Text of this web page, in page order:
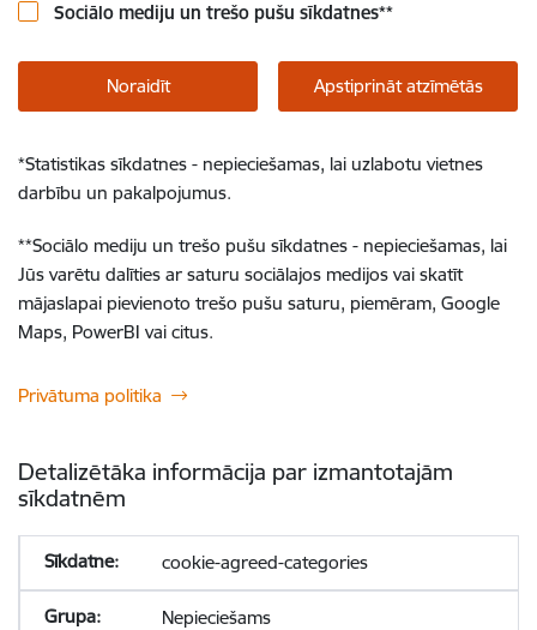
Sociālo mediju un trešo pušu sīkdatnes**
Noraidīt Apstiprināt atzīmētās
*Statistikas sīkdatnes - nepieciešamas, lai uzlabotu vietnes
darbību un pakalpojumus.
**Sociālo mediju un trešo pušu sīkdatnes - nepieciešamas, lai
Jūs varētu dalīties ar saturu sociālajos medijos vai skatīt
mājaslapai pievienoto trešo pušu saturu, piemēram, Google
Maps, PowerBI vai citus.
Privātuma politika
Detalizētāka informācija par izmantotajām
sīkdatnēm
cookie-agreed-categories
Nepieciešams